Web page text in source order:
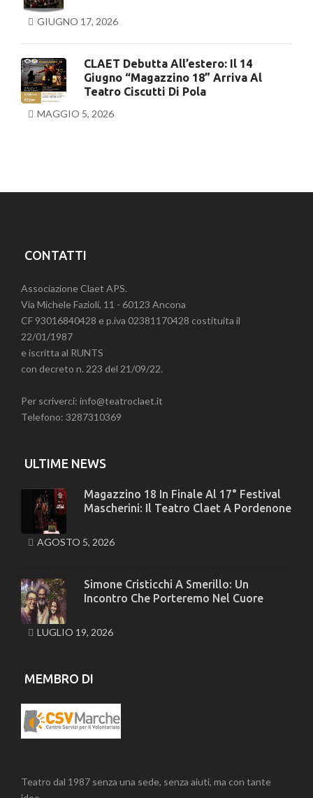
GIUGNO 17, 2026
CLAET Debutta All’estero: Il 14
Giugno “Magazzino 18” Arriva Al
Teatro Ciscutti Di Pola
MAGGIO 5, 2026
CONTATTI
Associazione Claet APS.
Via Michele Fazioli, 11 - 60123 Ancona
CF 93016840428 e p.iva 02381170428 costituita il
22/01/1987
e iscritta al RUNTS
con decreto n. 223 del 21/09/22.
Per scriverci: info@teatroclaet.it
Telefono: 3287310369
ULTIME NEWS
Magazzino 18 In Finale Al 17° Festival
Mascherini: Il Teatro Claet A Pordenone
AGOSTO 5, 2026
Simone Cristicchi A Smerillo: Un
Incontro Che Porteremo Nel Cuore
LUGLIO 19, 2026
MEMBRO DI
Teatro dal 1987 senza una sede, senza aiuti, ma con tante